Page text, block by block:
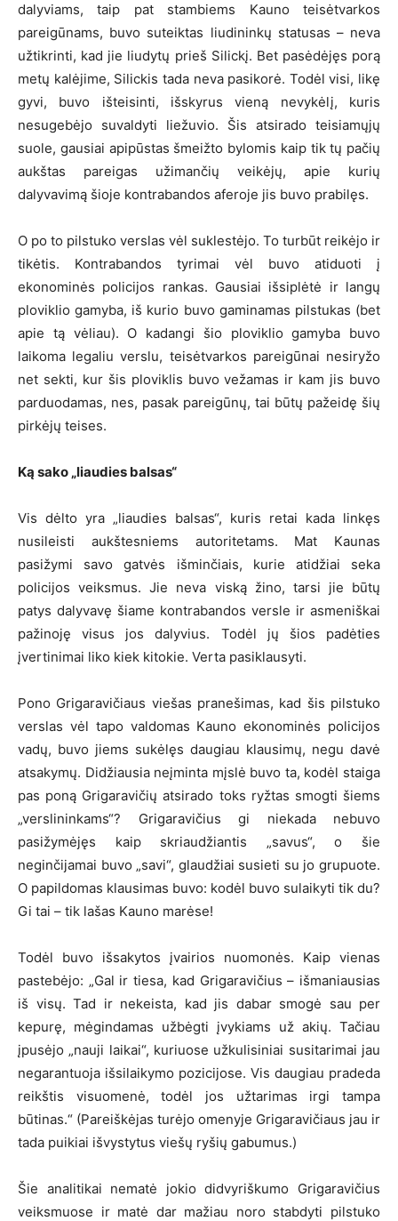
dalyviams, taip pat stambiems Kauno teisėtvarkos
pareigūnams, buvo suteiktas liudininkų statusas – neva
užtikrinti, kad jie liudytų prieš Silickį. Bet pasėdėjęs porą
metų kalėjime, Silickis tada neva pasikorė. Todėl visi, likę
gyvi, buvo išteisinti, išskyrus vieną nevykėlį, kuris
nesugebėjo suvaldyti liežuvio. Šis atsirado teisiamųjų
suole, gausiai apipūstas šmeižto bylomis kaip tik tų pačių
aukštas pareigas užimančių veikėjų, apie kurių
dalyvavimą šioje kontrabandos aferoje jis buvo prabilęs.
O po to pilstuko verslas vėl suklestėjo. To turbūt reikėjo ir
tikėtis. Kontrabandos tyrimai vėl buvo atiduoti į
ekonominės policijos rankas. Gausiai išsiplėtė ir langų
ploviklio gamyba, iš kurio buvo gaminamas pilstukas (bet
apie tą vėliau). O kadangi šio ploviklio gamyba buvo
laikoma legaliu verslu, teisėtvarkos pareigūnai nesiryžo
net sekti, kur šis ploviklis buvo vežamas ir kam jis buvo
parduodamas, nes, pasak pareigūnų, tai būtų pažeidę šių
pirkėjų teises.
Ką sako „liaudies balsas“
Vis dėlto yra „liaudies balsas“, kuris retai kada linkęs
nusileisti aukštesniems autoritetams. Mat Kaunas
pasižymi savo gatvės išminčiais, kurie atidžiai seka
policijos veiksmus. Jie neva viską žino, tarsi jie būtų
patys dalyvavę šiame kontrabandos versle ir asmeniškai
pažinoję visus jos dalyvius. Todėl jų šios padėties
įvertinimai liko kiek kitokie. Verta pasiklausyti.
Pono Grigaravičiaus viešas pranešimas, kad šis pilstuko
verslas vėl tapo valdomas Kauno ekonominės policijos
vadų, buvo jiems sukėlęs daugiau klausimų, negu davė
atsakymų. Didžiausia neįminta mįslė buvo ta, kodėl staiga
pas poną Grigaravičių atsirado toks ryžtas smogti šiems
„verslininkams“? Grigaravičius gi niekada nebuvo
pasižymėjęs kaip skriaudžiantis „savus“, o šie
neginčijamai buvo „savi“, glaudžiai susieti su jo grupuote.
O papildomas klausimas buvo: kodėl buvo sulaikyti tik du?
Gi tai – tik lašas Kauno marėse!
Todėl buvo išsakytos įvairios nuomonės. Kaip vienas
pastebėjo: „Gal ir tiesa, kad Grigaravičius – išmaniausias
iš visų. Tad ir nekeista, kad jis dabar smogė sau per
kepurę, mėgindamas užbėgti įvykiams už akių. Tačiau
įpusėjo „nauji laikai“, kuriuose užkulisiniai susitarimai jau
negarantuoja išsilaikymo pozicijose. Vis daugiau pradeda
reikštis visuomenė, todėl jos užtarimas irgi tampa
būtinas.“ (Pareiškėjas turėjo omenyje Grigaravičiaus jau ir
tada puikiai išvystytus viešų ryšių gabumus.)
Šie analitikai nematė jokio didvyriškumo Grigaravičius
veiksmuose ir matė dar mažiau noro stabdyti pilstuko